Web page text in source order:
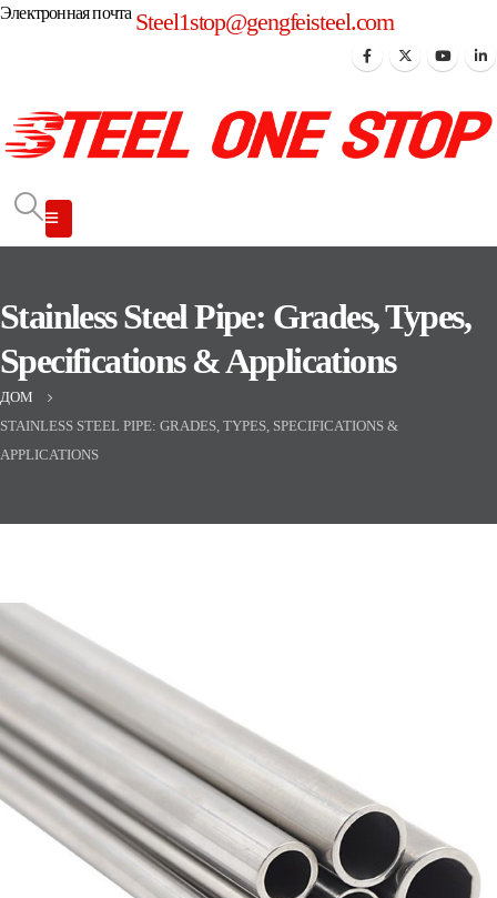
Электронная почта Steel1stop@gengfeisteel.com
Stainless Steel Pipe: Grades, Types,
Specifications & Applications
ДОМ
STAINLESS STEEL PIPE: GRADES, TYPES, SPECIFICATIONS &
APPLICATIONS